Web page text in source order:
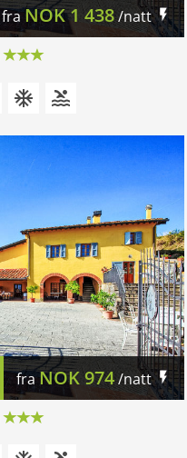
fra NOK 1 438/natt
fraNOK974/natt